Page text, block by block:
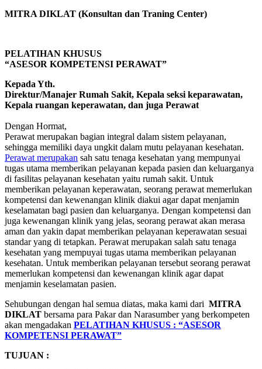
MITRA DIKLAT (Konsultan dan Traning Center)
PELATIHAN KHUSUS
“ASESOR KOMPETENSI PERAWAT”
Kepada Yth.
Direktur/Manajer Rumah Sakit, Kepala seksi keparawatan,
Kepala ruangan keperawatan, dan juga Perawat
Dengan Hormat,
Perawat merupakan bagian integral dalam sistem pelayanan,
sehingga memiliki daya ungkit dalam mutu pelayanan kesehatan.
Perawat merupakan sah satu tenaga kesehatan yang mempunyai
tugas utama memberikan pelayanan kepada pasien dan keluarganya
di fasilitas pelayanan kesehatan yaitu rumah sakit. Untuk
memberikan pelayanan keperawatan, seorang perawat memerlukan
kompetensi dan kewenangan klinik diakui agar dapat menjamin
keselamatan bagi pasien dan keluarganya. Dengan kompetensi dan
juga kewenangan klinik yang jelas, seorang perawat akan merasa
aman dan yakin dapat memberikan pelayanan keperawatan sesuai
standar yang di tetapkan. Perawat merupakan salah satu tenaga
kesehatan yang mempuyai tugas utama memberikan pelayanan
kesehatan. Untuk memberikan pelayanan tersebut seorang perawat
memerlukan kompetensi dan kewenangan klinik agar dapat
menjamin keselamatan pasien.
Sehubungan dengan hal semua diatas, maka kami dari MITRA
DIKLAT bersama para Pakar dan Narasumber yang berkompeten
akan mengadakan PELATIHAN KHUSUS : “ASESOR
KOMPETENSI PERAWAT”
TUJUAN :